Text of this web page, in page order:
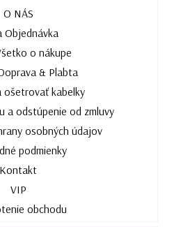
O NÁS
Objednávka
o nákupe
& Plabta
ošetrovať kabelky
a odstúpenie od zmluvy
osobných údajov
podmienky
Kontakt
VIP
obchodu